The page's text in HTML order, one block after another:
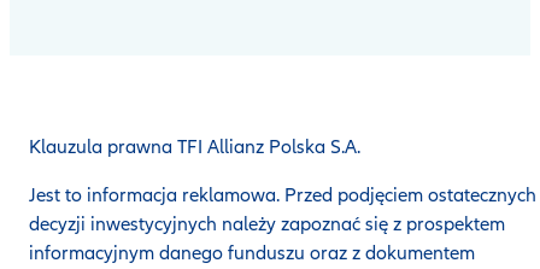
Klauzula prawna TFI Allianz Polska S.A.
Jest to informacja reklamowa. Przed podjęciem ostatecznych
decyzji inwestycyjnych należy zapoznać się z prospektem
informacyjnym danego funduszu oraz z dokumentem